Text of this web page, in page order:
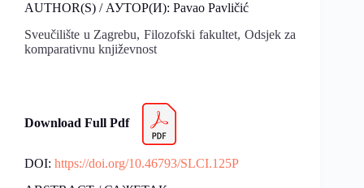
AUTHOR(S) / АУТОР(И): Pavao Pavličić
Sveučilište u Zagrebu, Filozofski fakultet, Odsjek za
komparativnu književnost
Download Full Pdf
DOI: https://doi.org/10.46793/SLCI.125P